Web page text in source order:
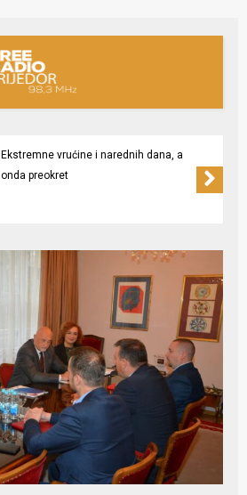
Ekstremne vrućine i narednih dana, a
onda preokret